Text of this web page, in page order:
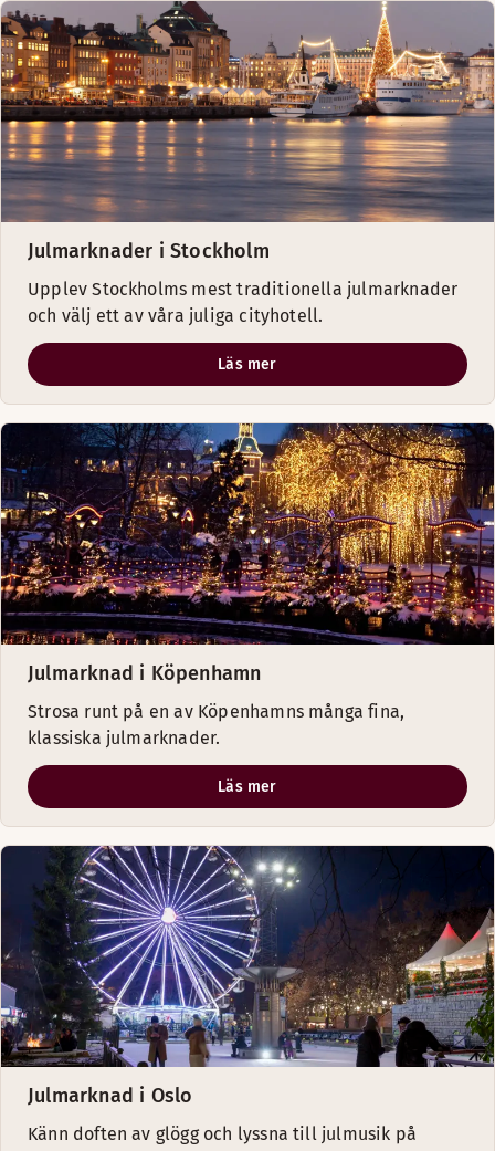
Julmarknader i Stockholm
Upplev Stockholms mest traditionella julmarknader
och välj ett av våra juliga cityhotell.
Läs mer
Julmarknad i Köpenhamn
Strosa runt på en av Köpenhamns många fina,
klassiska julmarknader.
Läs mer
Julmarknad i Oslo
Känn doften av glögg och lyssna till julmusik på